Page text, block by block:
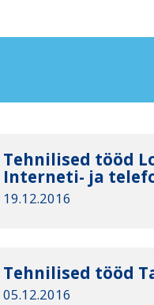
Tehnilised tööd
Interneti- ja
19.12.2016
Tehnilised tööd
05.12.2016